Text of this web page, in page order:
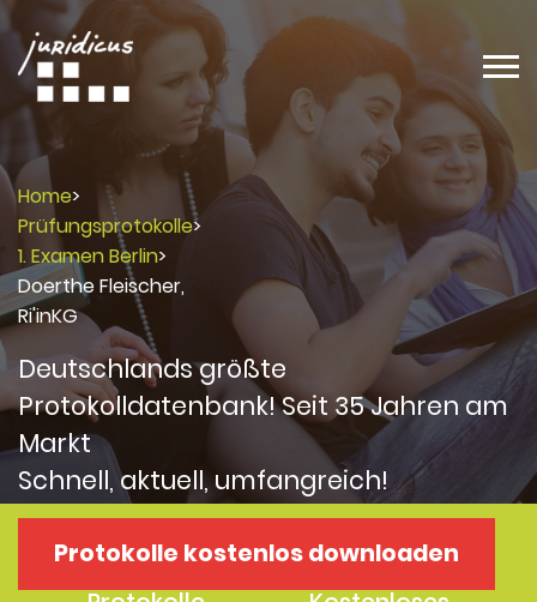
Home>
Prüfungsprotokolle>
1. Examen Berlin>
Doerthe Fleischer,
Ri'inKG
Deutschlands größte
Protokolldatenbank! Seit 35 Jahren am
Markt
Schnell, aktuell, umfangreich!
Protokolle kostenlos downloaden
1. Examen
2. Examen